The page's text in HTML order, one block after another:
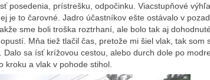
posedenia, prístrešku, odpočinku. Viacstupňové
je to čarovné. Jadro účastníkov ešte ostávalo v
sme boli troška roztrhaní, ale bolo tak aj dohodnuté,
Mňa tiež tlačil čas, pretože mi šiel vlak, tak som
sa ísť krížovou cestou, alebo durch dole po
kroku a vlak v pohode stihol.